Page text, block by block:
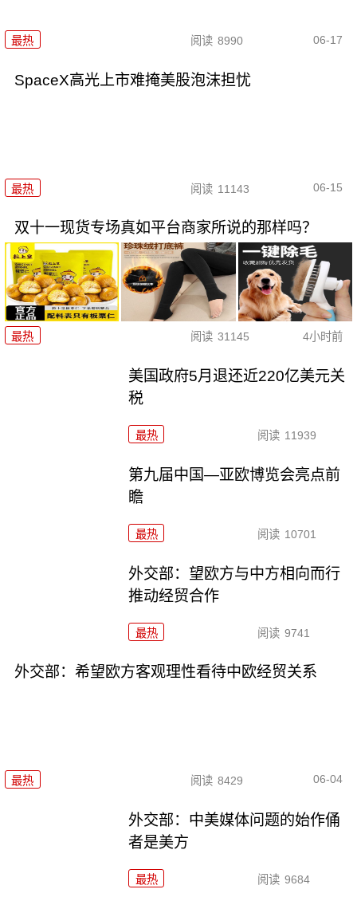
最热 阅读 8990 06-17
SpaceX高光上市难掩美股泡沫担忧
最热 阅读 11143 06-15
双十一现货专场真如平台商家所说的那样吗？
最热 阅读 31145 4小时前
美国政府5月退还近220亿美元关
税
最热 阅读 11939
第九届中国—亚欧博览会亮点前
瞻
最热 阅读 10701
外交部：望欧方与中方相向而行
推动经贸合作
最热 阅读 9741
外交部：希望欧方客观理性看待中欧经贸关系
最热 阅读 8429 06-04
外交部：中美媒体问题的始作俑
者是美方
最热 阅读 9684